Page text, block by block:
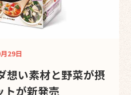
29日
想い素材と野菜が摂
トが新発売